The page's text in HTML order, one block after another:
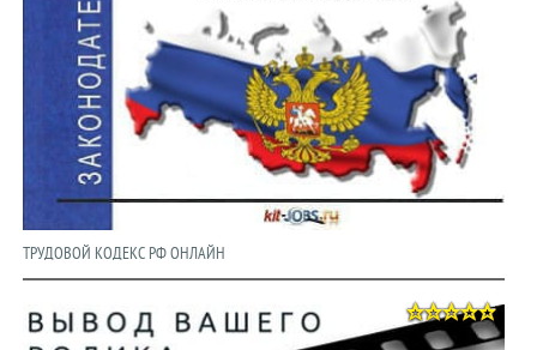
ТРУДОВОЙ КОДЕКС РФ ОНЛАЙН